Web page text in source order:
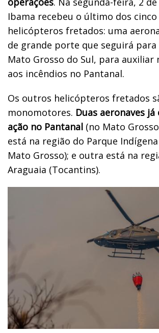
Ibama recebeu o último dos cinco
helicópteros fretados: uma
de grande porte que seguirá para
Mato Grosso do Sul, para auxiliar
aos incêndios no Pantanal.
Os outros helicópteros fretados
monomotores. Duas aeronaves
ação no Pantanal (no Mato
está na região do Parque
Mato Grosso); e outra está na
Araguaia (Tocantins).